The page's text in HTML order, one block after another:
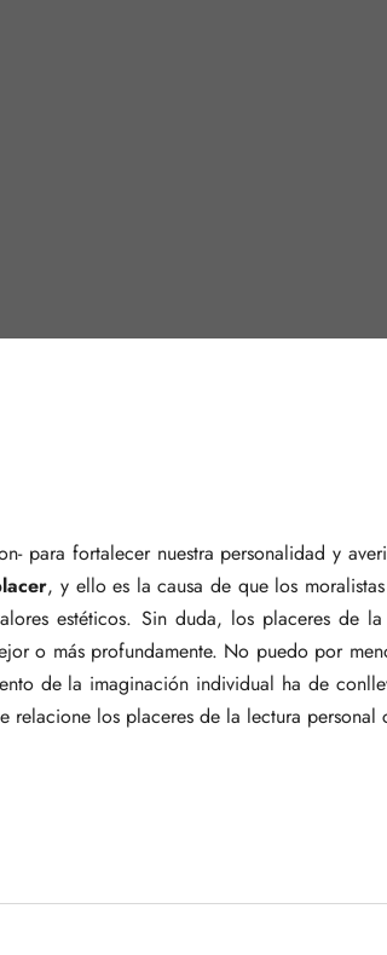
para fortalecer nuestra personalidad y
, y ello es la causa de que los
estéticos. Sin duda, los placeres de
o más profundamente. No puedo por
de la imaginación individual ha de
los placeres de la lectura personal